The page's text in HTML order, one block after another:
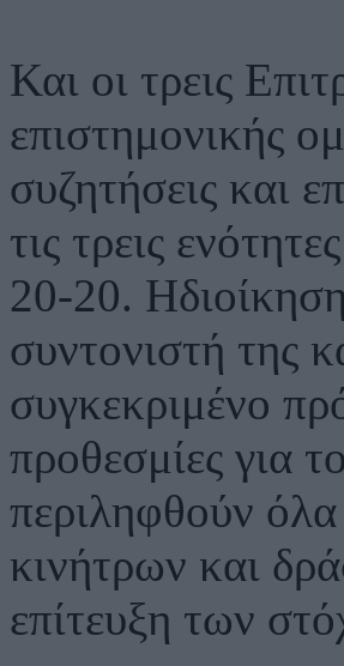
Και οι τρεις
επιστημονικής
συζητήσεις και
τις τρεις
20-20.
συντονιστή της
συγκεκριμένο
προθεσμίες για
περιληφθούν όλα
κινήτρων και
επίτευξη των